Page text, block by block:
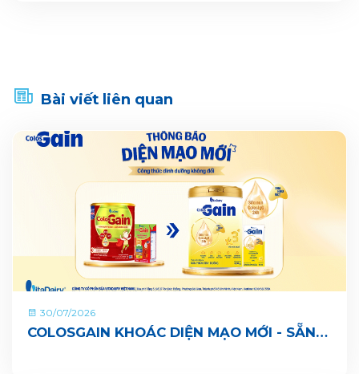
Bài viết liên quan
30/07/2026
COLOSGAIN KHOÁC DIỆN MẠO MỚI - SẴN